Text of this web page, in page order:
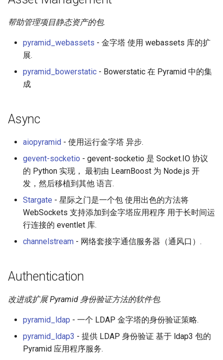
Heroku
Raspberry Pi
WebExtensions
Smart TV
.NET
.NET 内容
Amazon Alexa
Flutter
Home Assistant
C/C++
Common Lisp
Groovy
Java
Java 内容
Kotlin
ColdFusion
Fortran
PHP
PHP 内容
Meteor
Flexbox
Web Typography
Material Design
Emails
jQuery
jQuery 内容
离线优先
静态网站服务
Cycle.js
Text Editing
Translations
Web frontend integration
Workflows
Other
Framework
Cookiecutters
e-Commerce
Other
Resources
Books
Websites
Conferences
工程师博客
Self Hosted
FOSS Production Apps
Gulp
AMA 内容
OpenGL
GraphQL
Transit
数据可视化
社交媒体分享链接
微服务
Unicode
帮助管理项目静态资产的包.
pyramid_webassets - 金字塔 使用 webassets 库的扩
展.
pyramid_bowerstatic - Bowerstatic 在 Pyramid 中的集
成
Async
aiopyramid - 使用运行金字塔 异步.
gevent-socketio - gevent-socketio 是 Socket.IO 协议
的 Python 实现， 最初由 LearnBoost 为 Node.js 开
发，然后移植到其他 语言.
Stargate - 星际之门是一个包 使用出色的方法将
WebSockets 支持添加到金字塔应用程序 用于长时间运
行连接的 eventlet 库.
channelstream - 网络套接字通信服务器（通风口）.
Authentication
改进或扩展 Pyramid 身份验证方法的软件包.
pyramid_ldap - 一个 LDAP 金字塔的身份验证策略.
pyramid_ldap3 - 提供 LDAP 身份验证 基于 ldap3 包的
Pyramid 应用程序服务.